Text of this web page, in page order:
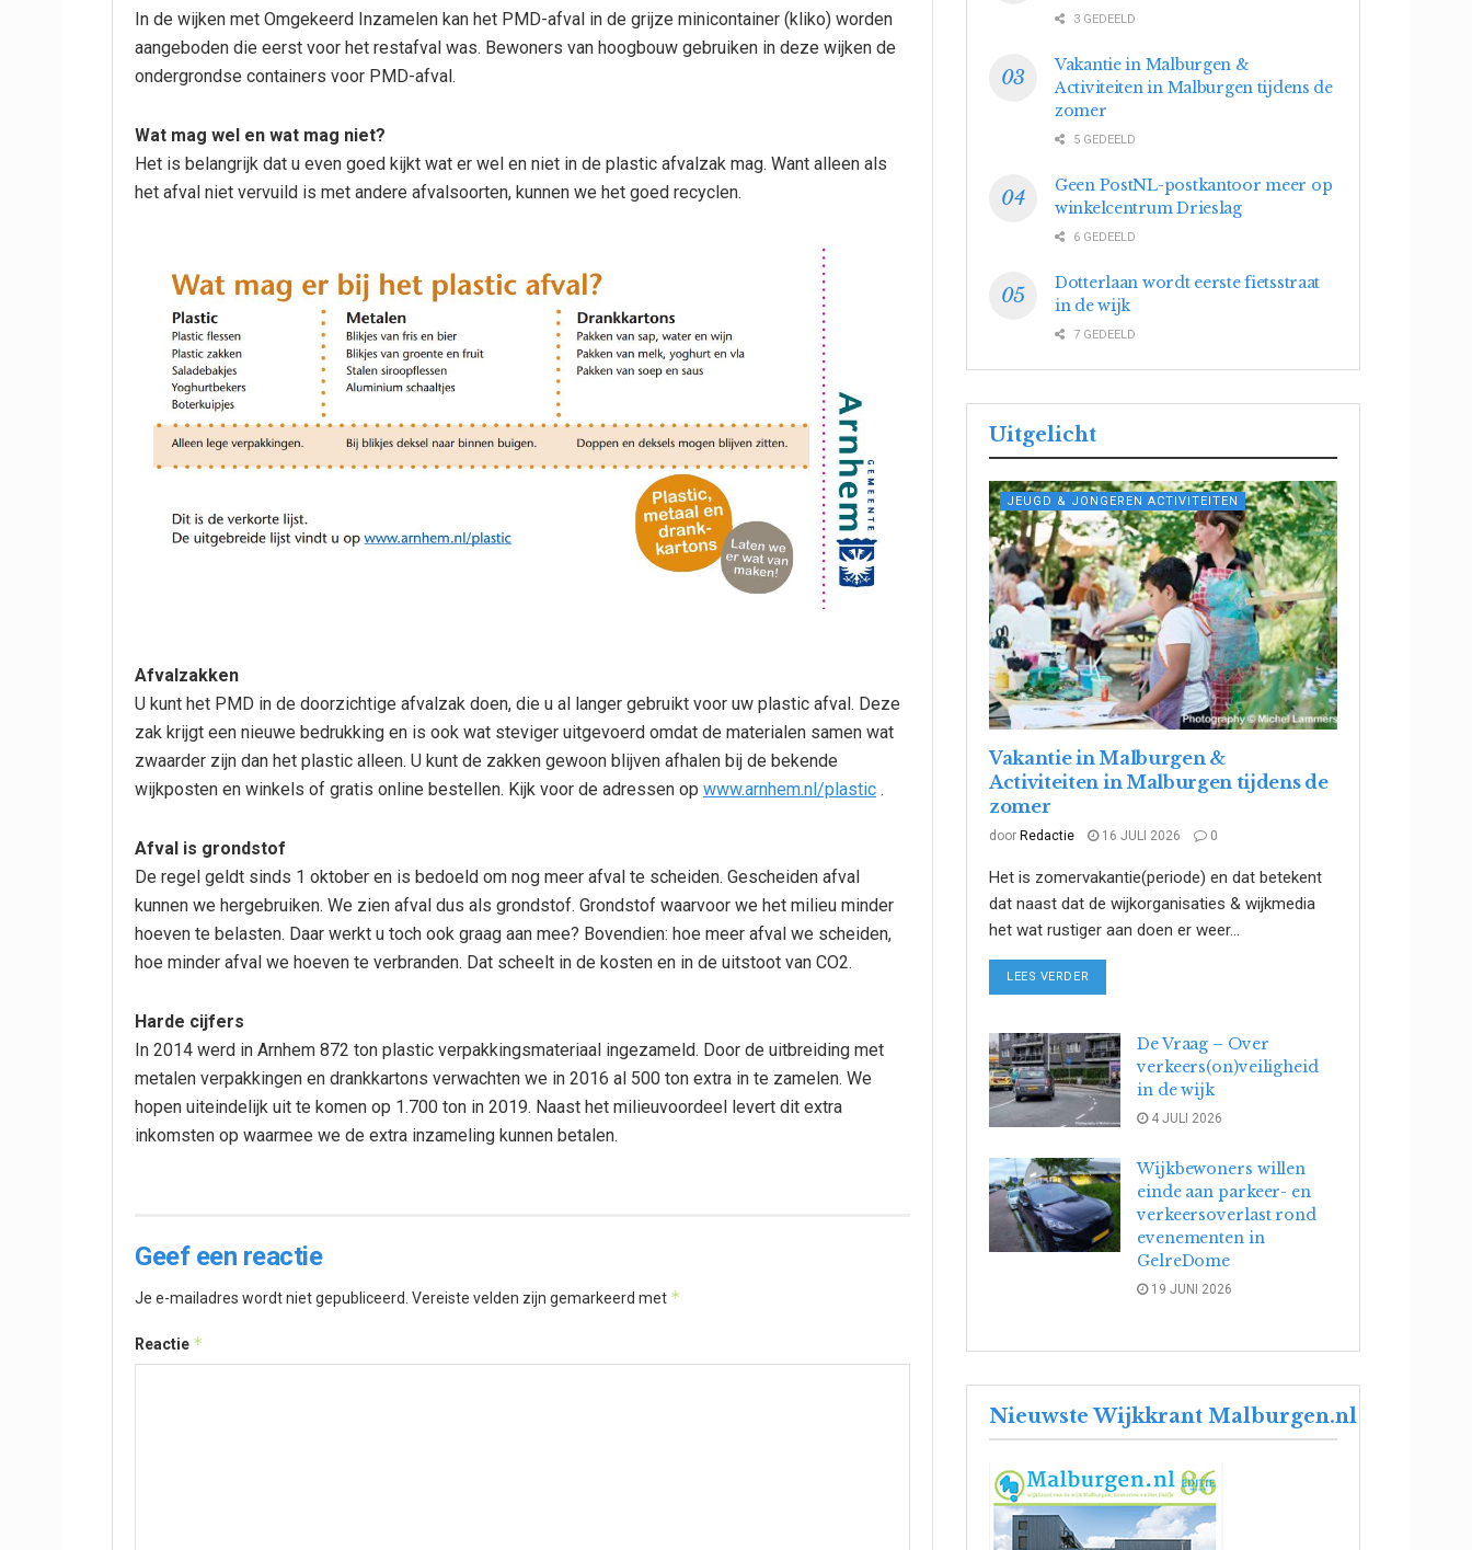
In de wijken met Omgekeerd Inzamelen kan het PMD-afval in de grijze minicontainer (kliko) worden
aangeboden die eerst voor het restafval was. Bewoners van hoogbouw gebruiken in deze wijken de
ondergrondse containers voor PMD-afval.
Wat mag wel en wat mag niet?
Het is belangrijk dat u even goed kijkt wat er wel en niet in de plastic afvalzak mag. Want alleen als
het afval niet vervuild is met andere afvalsoorten, kunnen we het goed recyclen.
Afvalzakken
U kunt het PMD in de doorzichtige afvalzak doen, die u al langer gebruikt voor uw plastic afval. Deze
zak krijgt een nieuwe bedrukking en is ook wat steviger uitgevoerd omdat de materialen samen wat
zwaarder zijn dan het plastic alleen. U kunt de zakken gewoon blijven afhalen bij de bekende
wijkposten en winkels of gratis online bestellen. Kijk voor de adressen op www.arnhem.nl/plastic .
Afval is grondstof
De regel geldt sinds 1 oktober en is bedoeld om nog meer afval te scheiden. Gescheiden afval
kunnen we hergebruiken. We zien afval dus als grondstof. Grondstof waarvoor we het milieu minder
hoeven te belasten. Daar werkt u toch ook graag aan mee? Bovendien: hoe meer afval we scheiden,
hoe minder afval we hoeven te verbranden. Dat scheelt in de kosten en in de uitstoot van CO2.
Harde cijfers
In 2014 werd in Arnhem 872 ton plastic verpakkingsmateriaal ingezameld. Door de uitbreiding met
metalen verpakkingen en drankkartons verwachten we in 2016 al 500 ton extra in te zamelen. We
hopen uiteindelijk uit te komen op 1.700 ton in 2019. Naast het milieuvoordeel levert dit extra
inkomsten op waarmee we de extra inzameling kunnen betalen.
Geef een reactie
Je e-mailadres wordt niet gepubliceerd. Vereiste velden zijn gemarkeerd met *
Reactie *
3 GEDEELD
Vakantie in Malburgen &
Activiteiten in Malburgen tijdens de
zomer
5 GEDEELD
Geen PostNL-postkantoor meer op
winkelcentrum Drieslag
6 GEDEELD
Dotterlaan wordt eerste fietsstraat
in de wijk
7 GEDEELD
Uitgelicht
JEUGD & JONGEREN ACTIVITEITEN
Vakantie in Malburgen &
Activiteiten in Malburgen tijdens de
zomer
door Redactie 16 JULI 2026 0
Het is zomervakantie(periode) en dat betekent
dat naast dat de wijkorganisaties & wijkmedia
het wat rustiger aan doen er weer...
LEES VERDER
De Vraag – Over
verkeers(on)veiligheid
in de wijk
4 JULI 2026
Wijkbewoners willen
einde aan parkeer- en
verkeersoverlast rond
evenementen in
GelreDome
19 JUNI 2026
Nieuwste Wijkkrant Malburgen.nl